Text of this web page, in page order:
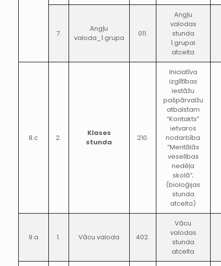
7.
Angļu
valoda_1.grupa
011.
Angļu
valodas
stunda
1.grupai
atcelta
8.c 2.
Klases
stunda
210.
Iniciatīva
izglītības
iestāžu
pašpārvalžu
atbalstam
“Kontakts”
ietvaros
nodarbība
“Mentālās
veselības
nedēļa
skolā”;
(bioloģijas
stunda
atcelta)
9.a 1. Vācu valoda 402.
Vācu
valodas
stunda
atcelta